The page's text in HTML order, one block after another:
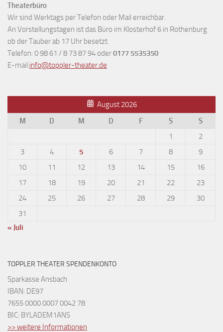
Theaterbüro
Wir sind Werktags per Telefon oder Mail erreichbar.
An Vorstellungstagen ist das Büro im Klosterhof 6 in Rothenburg
ob der Tauber ab 17 Uhr besetzt.
Telefon: 0 98 61 / 8 73 87 94 oder0177 5535350
E-mail:info@toppler-theater.de
August 2026
M
D M D F S
S
1
2
3
4 5 6 7 8
9
10
11 12 13 14 15
16
17
18 19 20 21 22
23
24
25 26 27 28 29
30
31
« Juli
TOPPLER THEATER SPENDENKONTO
Sparkasse Ansbach
IBAN: DE97
7655 0000 0007 0042 78
BIC: BYLADEM1ANS
>> weitere Informationen